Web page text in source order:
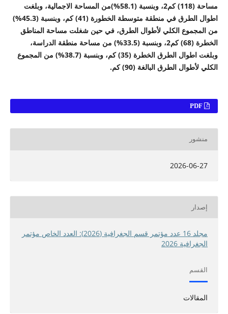
مساحة (118) كم2، وبنسبة (58.1%)من المساحة الاجمالية، وبلغت
اطوال الطرق في منطقة متوسطة الخطورة (41) كم، وبنسبة (45.3%)
من المجموع الكلي لأطوال الطرق، في حين شغلت مساحة المناطق
الخطرة (68) كم2، وبنسبة (33.5%) من مساحة منطقة الدراسة،
وبلغت اطوال الطرق الخطرة (35) كم، وبنسبة (38.7%) من المجموع
الكلي لأطوال الطرق البالغة (90) كم.
PDF
منشور
2026-06-27
إصدار
مجلد 16 عدد مؤتمر قسم الجغرافية (2026): العدد الخاص مؤتمر
الجغرافية 2026
القسم
المقالات